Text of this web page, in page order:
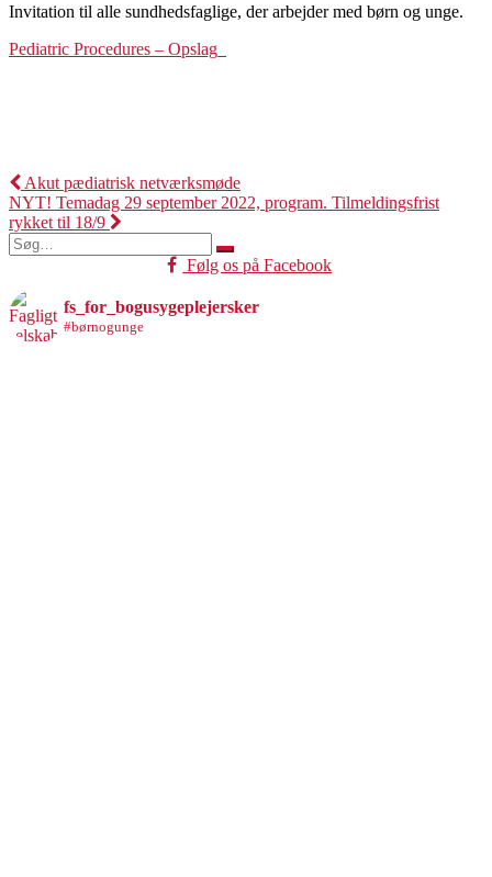
Invitation til alle sundhedsfaglige, der arbejder med børn og unge.
Pediatric Procedures – Opslag_
Indlægsnavigation
Akut pædiatrisk netværksmøde
NYT! Temadag 29 september 2022, program. Tilmeldingsfrist
rykket til 18/9
Søg
efter:
Følg os på Facebook
fs_for_bogusygeplejersker
#børnogunge